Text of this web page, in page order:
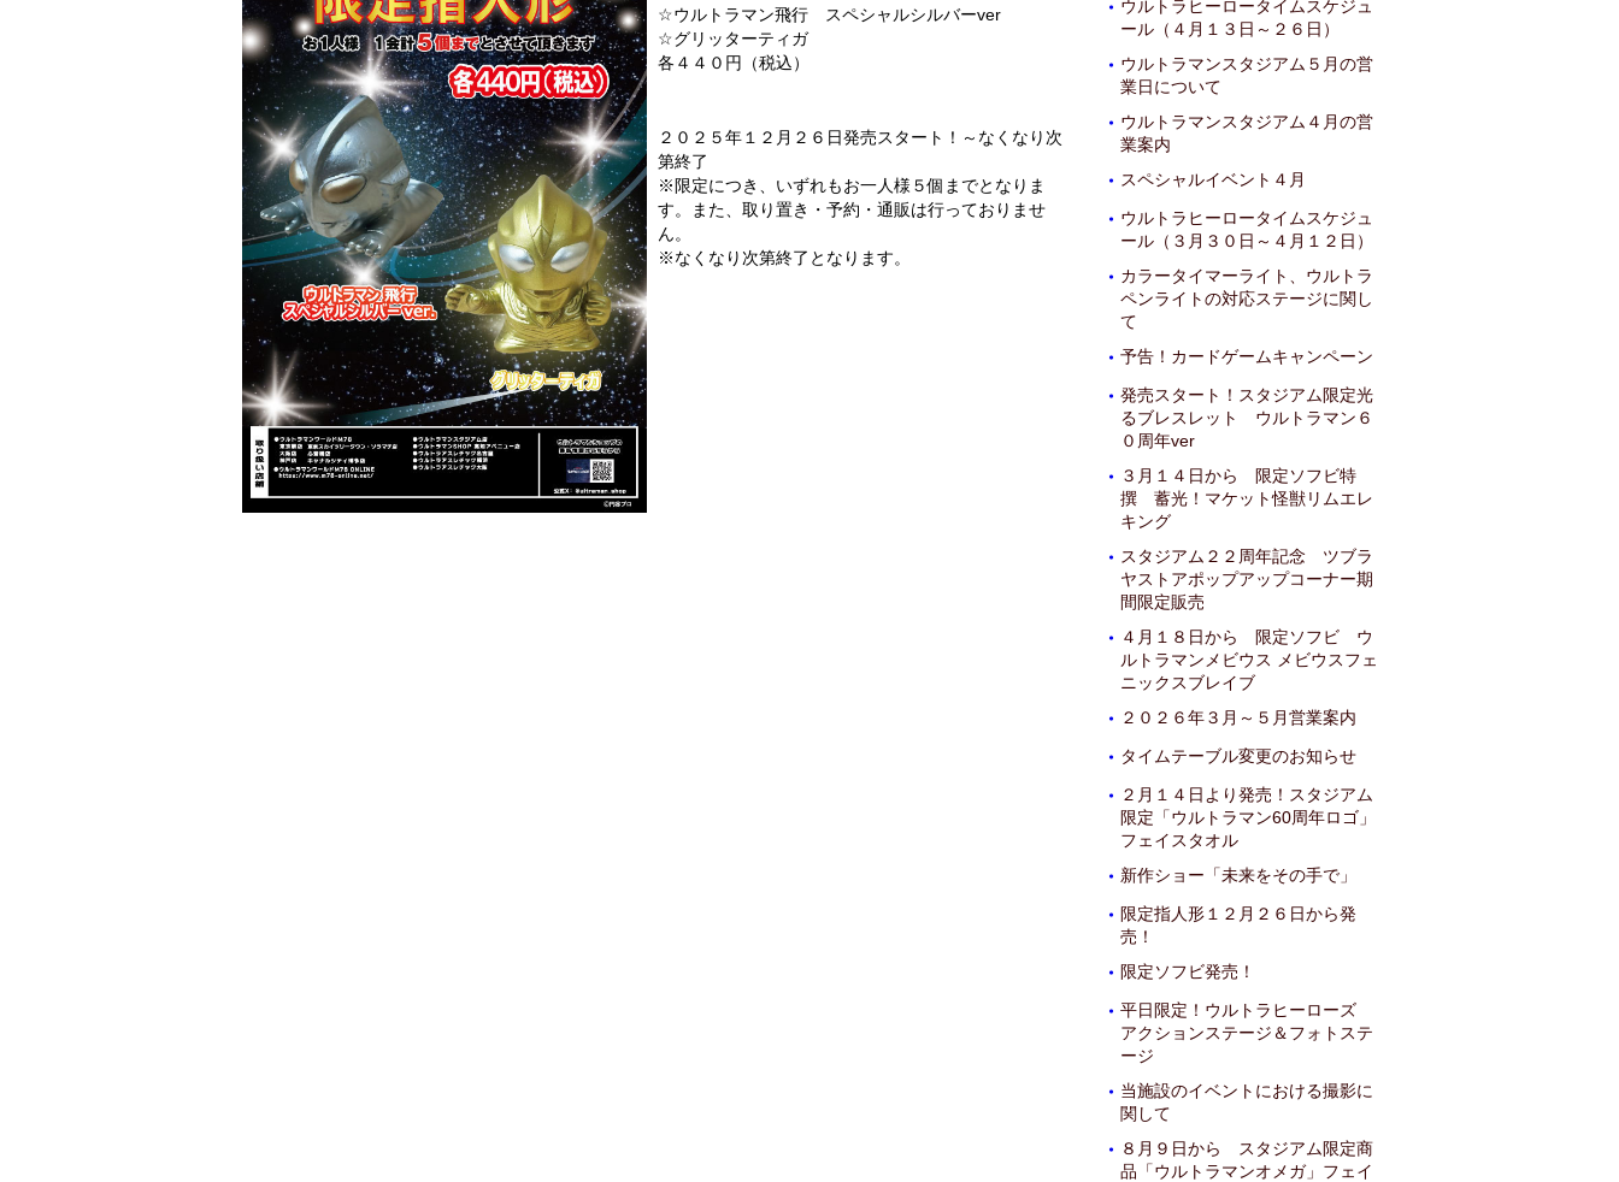
☆ウルトラマン飛行 スペシャルシルバーver
☆グリッターティガ
各４４０円（税込）
２０２５年１２月２６日発売スタート！～なくなり次
第終了
※限定につき、いずれもお一人様５個までとなりま
す。また、取り置き・予約・通販は行っておりませ
ん。
※なくなり次第終了となります。
・ ウルトラヒーロータイムスケジュ
ール（４月１３日～２６日）
・ ウルトラマンスタジアム５月の営
業日について
・ ウルトラマンスタジアム４月の営
業案内
・ スペシャルイベント４月
・ ウルトラヒーロータイムスケジュ
ール（３月３０日～４月１２日）
・ カラータイマーライト、ウルトラ
ペンライトの対応ステージに関し
て
・ 予告！カードゲームキャンペーン
・ 発売スタート！スタジアム限定光
るブレスレット ウルトラマン６
０周年ver
・ ３月１４日から 限定ソフビ特
撰 蓄光！マケット怪獣リムエレ
キング
・ スタジアム２２周年記念 ツブラ
ヤストアポップアップコーナー期
間限定販売
・ ４月１８日から 限定ソフビ ウ
ルトラマンメビウス メビウスフェ
ニックスブレイブ
・ ２０２６年３月～５月営業案内
・ タイムテーブル変更のお知らせ
・ ２月１４日より発売！スタジアム
限定「ウルトラマン60周年ロゴ」
フェイスタオル
・ 新作ショー「未来をその手で」
・ 限定指人形１２月２６日から発
売！
・ 限定ソフビ発売！
・ 平日限定！ウルトラヒーローズ
アクションステージ＆フォトステ
ージ
・ 当施設のイベントにおける撮影に
関して
・ ８月９日から スタジアム限定商
品「ウルトラマンオメガ」フェイ